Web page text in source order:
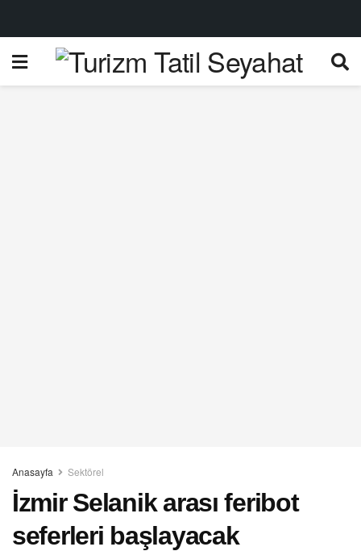
Anasayfa Sektörel
İzmir Selanik arası feribot
seferleri başlayacak